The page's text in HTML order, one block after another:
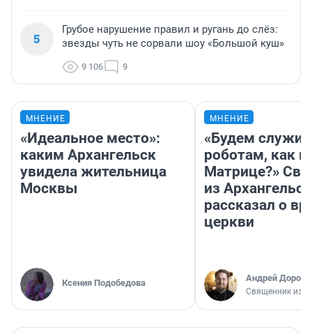
5
Грубое нарушение правил и ругань до слёз:
звезды чуть не сорвали шоу «Большой куш»
9 106 9
МНЕНИЕ
«Идеальное место»:
каким Архангельск
увидела жительница
Москвы
Ксения Подобедова
МНЕНИЕ
«Будем
роботам, как в
Матрице?»
из
рассказал о
церкви
Андрей
Священник из